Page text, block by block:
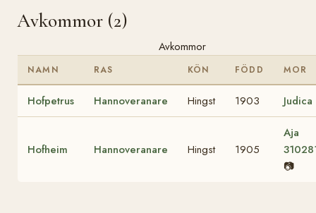
Avkommor (2)
Avkommor
NAMN RAS KÖN FÖDD MOR
Hofpetrus Hannoveranare Hingst 1903 Judica
Hofheim Hannoveranare Hingst 1905
Aja
📷